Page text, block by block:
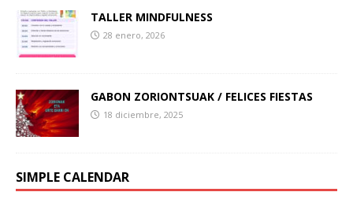
TALLER MINDFULNESS
28 enero, 2026
GABON ZORIONTSUAK / FELICES FIESTAS
18 diciembre, 2025
SIMPLE CALENDAR